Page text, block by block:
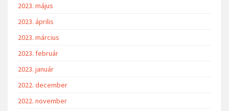
2023. május
2023. április
2023. március
2023. február
2023. január
2022. december
2022. november